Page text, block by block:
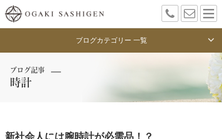
ブログカテゴリー 一覧
ブログ記事
時計
新社会人には腕時計が必需品！？